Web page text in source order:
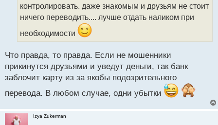
о
с
т
контролировать. даже знакомым и друзьям не стоит
ничего переводить.... лучше отдать наликом при
необходимости
Что правда, то правда. Если не мошенники
прикинутся друзьями и уведут деньги, так банк
заблочит карту из за якобы подозрительного
перевода. В любом случае, одни убытки
Izya Zukerman